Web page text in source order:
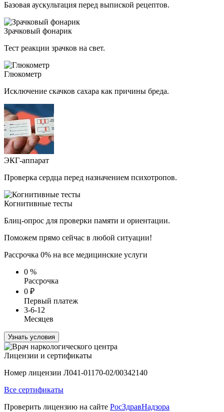
Базовая аускультация перед выпиской рецептов.
Зрачковый фонарик
Тест реакции зрачков на свет.
Глюкометр
Исключение скачков сахара как причины бреда.
ЭКГ-аппарат
Проверка сердца перед назначением психотропов.
Когнитивные тесты
Блиц-опрос для проверки памяти и ориентации.
Поможем прямо сейчас в любой ситуации!
Рассрочка 0% на все медицинские услуги
0 %
Рассрочка
0 ₽
Первый платеж
3-6-12
Месяцев
Узнать условия
Лицензии и сертификаты
Номер лицензии Л041-01170-02/00342140
Все сертификаты
Проверить лицензию на сайте РосЗдравНадзора